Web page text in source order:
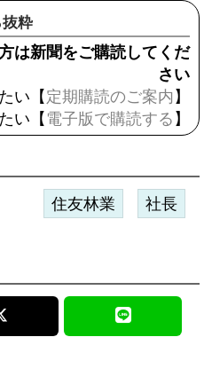
粋
は新聞をご購読してくだ
さい
い【 定期購読のご案内 】
い【 電子版で購読する 】
住友林業 社長